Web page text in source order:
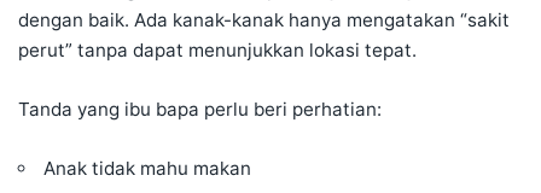
dengan baik. Ada kanak-kanak hanya mengatakan “sakit
perut” tanpa dapat menunjukkan lokasi tepat.
Tanda yang ibu bapa perlu beri perhatian:
Anak tidak mahu makan